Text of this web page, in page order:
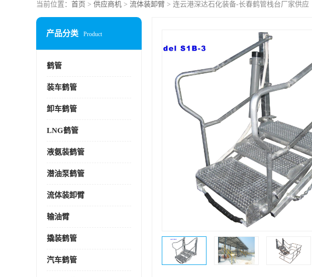
当前位置： 首页 > 供应商机 > 流体装卸臂 > 连云港深达石化装备-长春鹤管栈台厂家供应
产品分类 Product
鹤管
装车鹤管
卸车鹤管
LNG鹤管
液氨装鹤管
潜油泵鹤管
流体装卸臂
输油臂
撬装鹤管
汽车鹤管